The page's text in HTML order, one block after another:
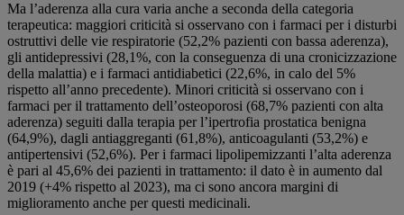
Ma l’aderenza alla cura varia anche a seconda della categoria
terapeutica: maggiori criticità si osservano con i farmaci per i disturbi
ostruttivi delle vie respiratorie (52,2% pazienti con bassa aderenza),
gli antidepressivi (28,1%, con la conseguenza di una cronicizzazione
della malattia) e i farmaci antidiabetici (22,6%, in calo del 5%
rispetto all’anno precedente). Minori criticità si osservano con i
farmaci per il trattamento dell’osteoporosi (68,7% pazienti con alta
aderenza) seguiti dalla terapia per l’ipertrofia prostatica benigna
(64,9%), dagli antiaggreganti (61,8%), anticoagulanti (53,2%) e
antipertensivi (52,6%). Per i farmaci lipolipemizzanti l’alta aderenza
è pari al 45,6% dei pazienti in trattamento: il dato è in aumento dal
2019 (+4% rispetto al 2023), ma ci sono ancora margini di
miglioramento anche per questi medicinali.